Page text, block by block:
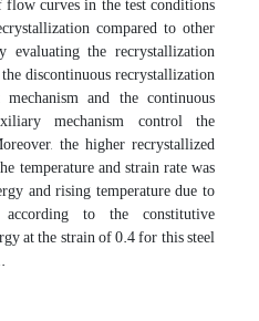
compared to other
evaluating the recrystallization
discontinuous recrystallization
and the continuous
mechanism control the
the higher recrystallized
temperature and strain rate was
and rising temperature due to
to the constitutive
at the strain of 0.4 for this steel